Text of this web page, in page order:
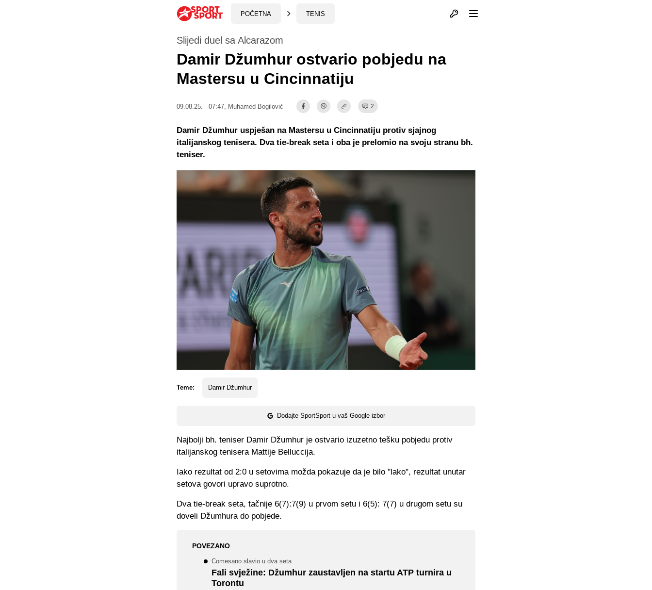
POČETNA TENIS Otvori profil
Slijedi duel sa Alcarazom
Damir Džumhur ostvario pobjedu na
Mastersu u Cincinnatiju
09.08.25. - 07:47, Muhamed Bogilović 2
Teme: Damir Džumhur
Dodajte SportSport u vaš Google izbor
Damir Džumhur uspješan na Mastersu u Cincinnatiju protiv sjajnog
italijanskog tenisera. Dva tie-break seta i oba je prelomio na svoju stranu bh.
teniser.
Najbolji bh. teniser Damir Džumhur je ostvario izuzetno tešku pobjedu protiv
italijanskog tenisera Mattije Belluccija.
Iako rezultat od 2:0 u setovima možda pokazuje da je bilo "lako", rezultat unutar
setova govori upravo suprotno.
Dva tie-break seta, tačnije 6(7):7(9) u prvom setu i 6(5): 7(7) u drugom setu su
doveli Džumhura do pobjede.
POVEZANO
Comesano slavio u dva seta
Fali svježine: Džumhur zaustavljen na startu ATP turnira u
Torontu